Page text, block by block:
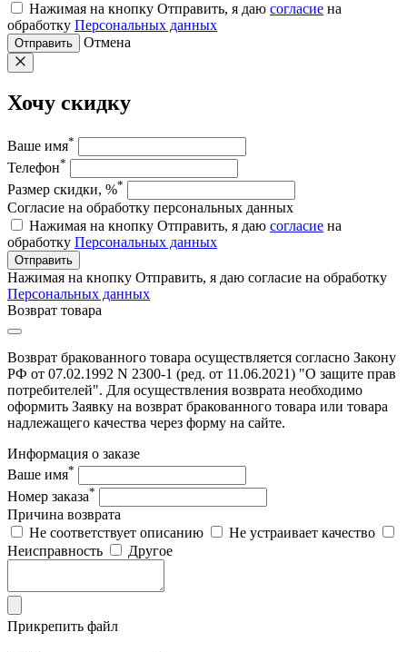
Нажимая на кнопку Отправить, я даю согласие на
обработку Персональных данных
Отправить Отмена
Хочу скидку
Ваше имя*
Телефон*
Размер скидки, %*
Согласие на обработку персональных данных
Нажимая на кнопку Отправить, я даю согласие на
обработку Персональных данных
Отправить
Нажимая на кнопку Отправить, я даю согласие на обработку
Персональных данных
Возврат товара
Возврат бракованного товара осуществляется согласно Закону
РФ от 07.02.1992 N 2300-1 (ред. от 11.06.2021) "О защите прав
потребителей". Для осуществления возврата необходимо
оформить Заявку на возврат бракованного товара или товара
надлежащего качества через форму на сайте.
Информация о заказе
Ваше имя*
Номер заказа*
Причина возврата
Не соответствует описанию
Не устраивает качество
Неисправность
Другое
Прикрепить файл